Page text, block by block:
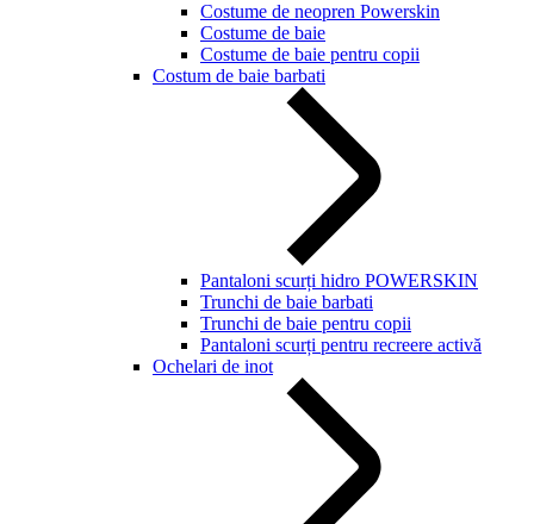
Costume de neopren Powerskin
Costume de baie
Costume de baie pentru copii
Costum de baie barbati
Pantaloni scurți hidro POWERSKIN
Trunchi de baie barbati
Trunchi de baie pentru copii
Pantaloni scurți pentru recreere activă
Ochelari de inot